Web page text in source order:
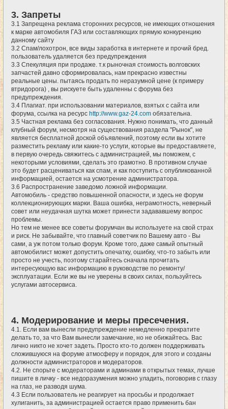
3. Запреты
3.1 Запрещена реклама сторонних ресурсов, не имеющих отношения
к марке автомобиля ГАЗ или составляющих прямую конкуренцию
данному сайту
3.2 Спам/лохотрон, все виды заработка в интернете и прочий бред.
пользователь удаляется без предупреждения
3.3 Спекуляция при продаже. т.к рыночная стоимость волговских
запчастей давно сформировалась, нам прекрасно известны
реальные цены. пытаясь продать по неразумной цене (к примеру
втридорога) , вы рискуете быть удаленны с форума без
предупреждения.
3.4 Плагиат. при использовании материалов, взятых с сайта или
форума, ссылка на ресурс http://www.gaz-24.com обязательна.
3.5 Частная реклама без согласования. Нужно понимать, что данный
клубный форум, несмотря на существования раздела "Рынок", не
является бесплатной доской объявлений, поэтому если вы хотите
разместить рекламу или какие-то услуги, которые вы предоставляете,
в первую очередь свяжитесь с администрацией, мы поможем, с
некоторыми условиями, сделать это грамотно. В противном случае
это будет расцениваться как спам, и как поступить с опубликованной
информацией, остается на усмотрение администратора.
3.6 Распространение заведомо ложной информации.
Автомобиль - средство повышенной опасности, и здесь не форум
коллекционирующих марки. Ваша ошибка, неграмотность, неверный
совет или неудачная шутка может принести задававшему вопрос
проблемы.
Но тем не менее все советы форумчан вы используете на свой страх
и риск. Не забывайте, что главный советчик по Вашему авто - Вы
сами, а уж потом только форум. Кроме того, даже самый опытный
автомобилист может допустить опечатку, ошибку, что-то забыть или
просто не учесть, поэтому старайтесь сначала прочитать
интересующую вас информацию в руководстве по ремонту/
эксплуатации. Если же вы не уверены в своих силах, пользуйтесь
услугами автосервиса.
4. Модерирование и меры пресечения.
4.1. Если вам вынесли предупреждение немедленно прекратите
делать то, за что Вам вынесли замечание, но не обижайтесь. Вас
лично никто не хочет задеть. Просто кто-то должен поддерживать
сложившуюся на форуме атмосферу и порядок, для этого и созданы
должности администраторов и модераторов.
4.2. Не спорьте с модераторами и админами в открытых темах, лучше
пишите в личку - все недоразумения можно уладить, поговорив с глазу
на глаз, не разводя шума.
4.3 Если пользователь не реагирует на просьбы и продолжает
хулиганить, за администрацией остается право применить бан